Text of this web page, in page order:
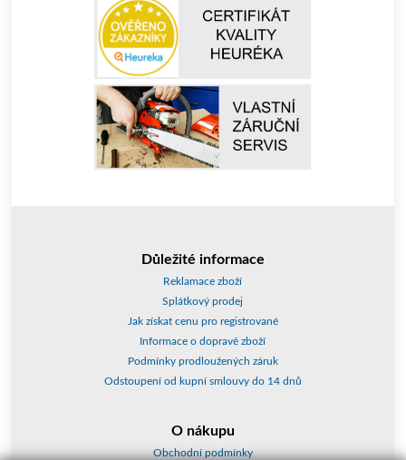
Důležité informace
Reklamace zboží
Splátkový prodej
Jak získat cenu pro registrované
Informace o dopravě zboží
Podmínky prodloužených záruk
Odstoupení od kupní smlouvy do 14 dnů
O nákupu
Obchodní podmínky